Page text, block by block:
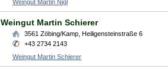
Weingut Martin Nigl
Weingut Martin Schierer
3561 Zöbing/Kamp Heiligensteinstraße 6
+43 2734 2143
Weingut Martin Schierer